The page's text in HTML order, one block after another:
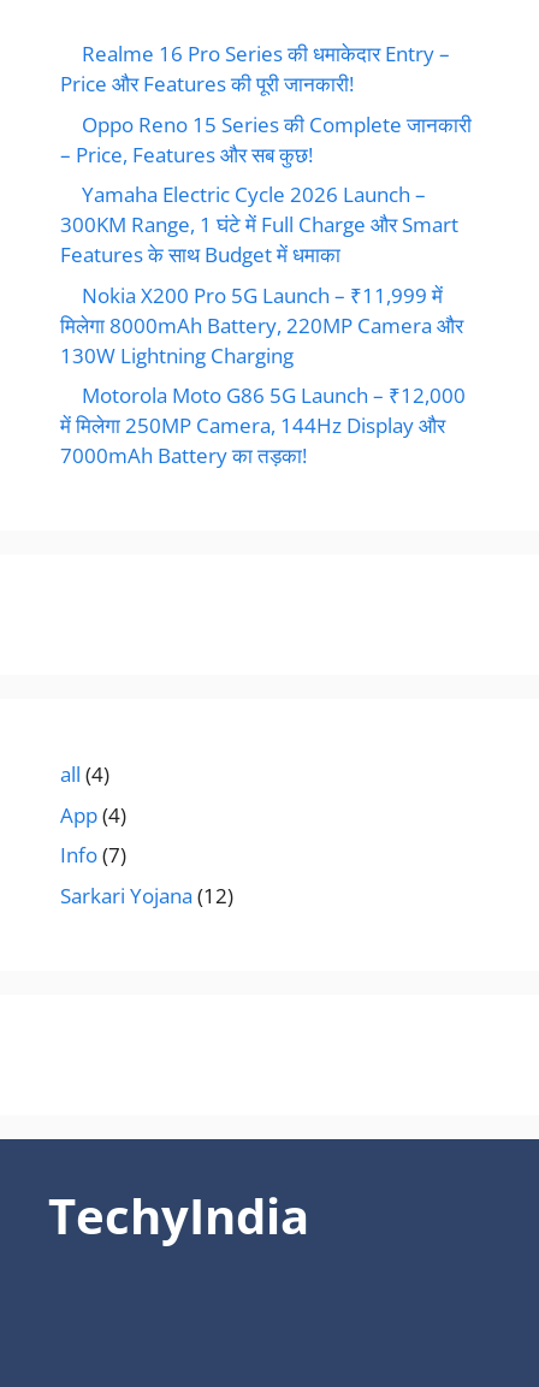
Realme 16 Pro Series की धमाकेदार Entry –
Price और Features की पूरी जानकारी!
Oppo Reno 15 Series की Complete जानकारी
– Price, Features और सब कुछ!
Yamaha Electric Cycle 2026 Launch –
300KM Range, 1 घंटे में Full Charge और Smart
Features के साथ Budget में धमाका
Nokia X200 Pro 5G Launch – ₹11,999 में
मिलेगा 8000mAh Battery, 220MP Camera और
130W Lightning Charging
Motorola Moto G86 5G Launch – ₹12,000
में मिलेगा 250MP Camera, 144Hz Display और
7000mAh Battery का तड़का!
all (4)
App(4)
Info(7)
Sarkari Yojana (12)
TechyIndia